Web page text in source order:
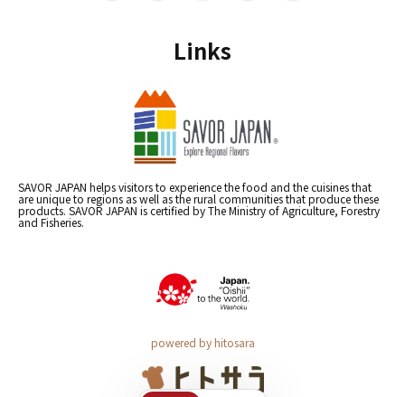
Links
SAVOR JAPAN helps visitors to experience the food and the cuisines that
are unique to regions as well as the rural communities that produce these
products. SAVOR JAPAN is certified by The Ministry of Agriculture, Forestry
and Fisheries.
powered by hitosara